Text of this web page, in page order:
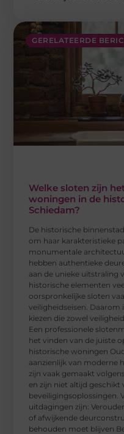
GERELATEERDE
Welke sloten zijn
woningen in de
Schiedam?
De historische
om haar karakteristieke
monumentale
hebben authentieke
aan de unieke uitstraling
historische elementen
oorspronkelijke sloten
veiligheidseisen.
kiezen die zowel
Een professionele
het vinden van de juiste
historische woningen
aanzienlijk van moderne
zijn vaak gemaakt
en zijn niet altijd geschikt
beveiligingsoplossingen.
uitdagingen zijn:
of afwijkende
behouden moet blijven